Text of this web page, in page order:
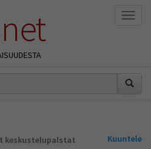
keskustelupalstat Kuuntele